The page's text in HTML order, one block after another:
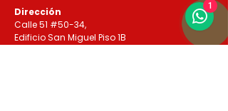
Dirección
Calle 51 #50-34,
Edificio San Miguel Piso 1B
1